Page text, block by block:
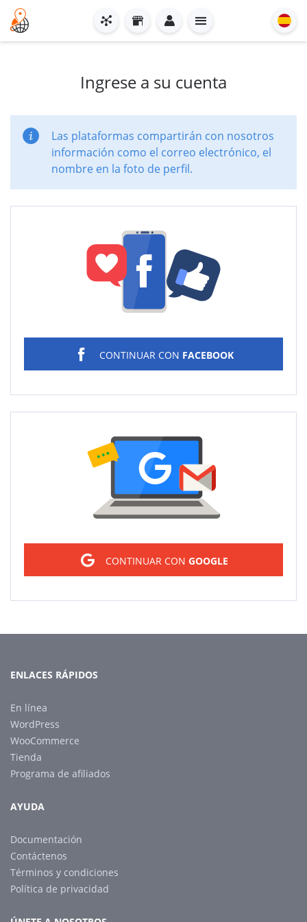
Ingrese a su cuenta
Las plataformas compartirán con nosotros
información como el correo electrónico, el
nombre en la foto de perfil.
CONTINUAR CON FACEBOOK
CONTINUAR CON GOOGLE
ENLACES RÁPIDOS
En línea
WordPress
WooCommerce
Tienda
Programa de afiliados
AYUDA
Documentación
Contáctenos
Términos y condiciones
Política de privacidad